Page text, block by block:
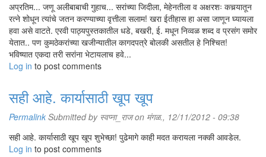
अप्रतिम... जणू अलीबाबाची गुहाच... सरांच्या जिदीला, मेहेनतीला व अक्षरशः कचर्‍यातून
रत्ने शोधून त्यांचे जतन करण्याच्या वृत्तीला सलाम! खरा ईतीहास हा असा जाणून घ्यायला
हवा असे वाटते. एरवी पाठ्यपुस्तकातील धडे, बखरी, ई. मधून निव्वळ शब्द व प्रसंग समोर
येतात.. पण कुमठेकरांच्या खजीन्यातील कागदपत्रे बोलकी असतील हे निश्चित!
भविष्यात एकदा तरी सरांना भेटायलाच हवे...
Log in to post comments
सही आहे. कार्यासाठी खूप खूप
Permalink Submitted by स्वप्ना_राजon मंगळ., 12/11/2012 - 09:38
सही आहे. कार्यासाठी खूप खूप शुभेच्छा! पुढेमागे काही मदत करायला नक्की आवडेल.
Log in to post comments